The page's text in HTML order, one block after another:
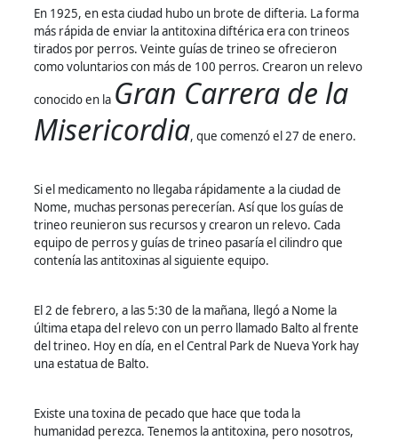
En 1925, en esta ciudad hubo un brote de difteria. La forma
más rápida de enviar la antitoxina diftérica era con trineos
tirados por perros. Veinte guías de trineo se ofrecieron
como voluntarios con más de 100 perros. Crearon un relevo
conocido en la Gran Carrera de la
Misericordia, que comenzó el 27 de enero.
Si el medicamento no llegaba rápidamente a la ciudad de
Nome, muchas personas perecerían. Así que los guías de
trineo reunieron sus recursos y crearon un relevo. Cada
equipo de perros y guías de trineo pasaría el cilindro que
contenía las antitoxinas al siguiente equipo.
El 2 de febrero, a las 5:30 de la mañana, llegó a Nome la
última etapa del relevo con un perro llamado Balto al frente
del trineo. Hoy en día, en el Central Park de Nueva York hay
una estatua de Balto.
Existe una toxina de pecado que hace que toda la
humanidad perezca. Tenemos la antitoxina, pero nosotros,